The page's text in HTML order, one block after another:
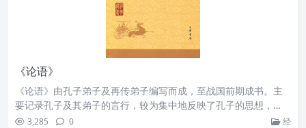
《论语》
《论语》由孔子弟子及再传弟子编写而成，至战国前期成书。主
要记录孔子及其弟子的言行，较为集中地反映了孔子的思想，…
3,285 0 经